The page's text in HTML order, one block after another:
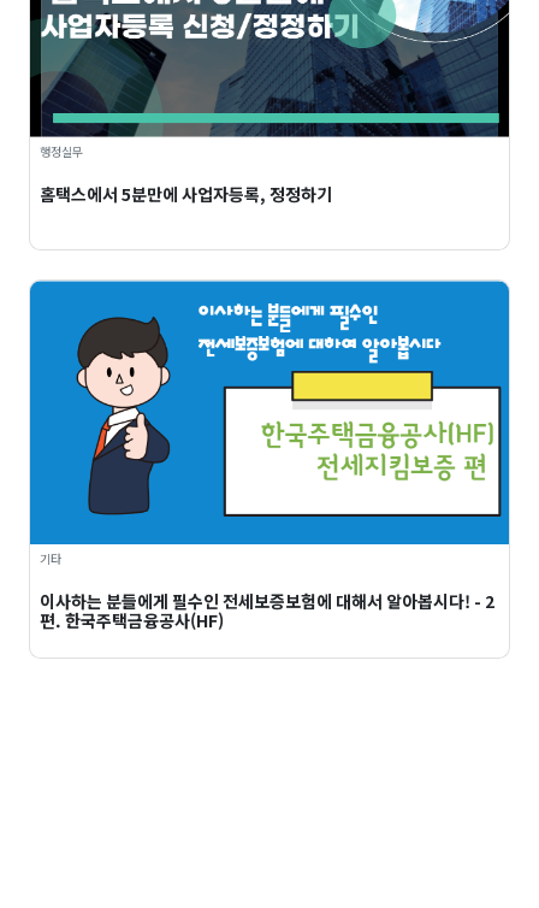
행정실무
홈택스에서 5분만에 사업자등록, 정정하기
기타
이사하는 분들에게 필수인 전세보증보험에 대해서 알아봅시다! - 2
편. 한국주택금융공사(HF)